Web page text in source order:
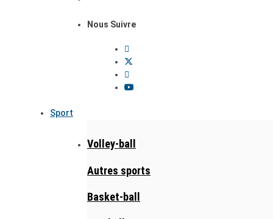
Nous Suivre
Sport
Volley-ball
Autres sports
Basket-ball